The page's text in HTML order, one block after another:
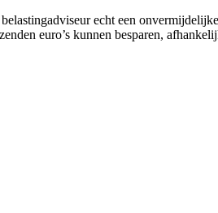
echt een
euro’s kunnen besparen,